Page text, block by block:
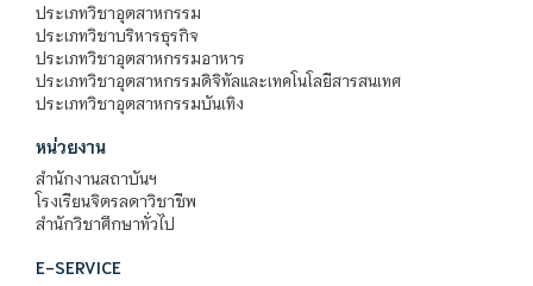
ประเภทวิชาอุตสาหกรรม
ประเภทวิชาบริหารธุรกิจ
ประเภทวิชาอุตสาหกรรมอาหาร
ประเภทวิชาอุตสาหกรรมดิจิทัลและเทคโนโลยีสารสนเทศ
ประเภทวิชาอุตสาหกรรมบันเทิง
หน่วยงาน
สำนักงานสถาบันฯ
โรงเรียนจิตรลดาวิชาชีพ
สำนักวิชาศึกษาทั่วไป
E-SERVICE